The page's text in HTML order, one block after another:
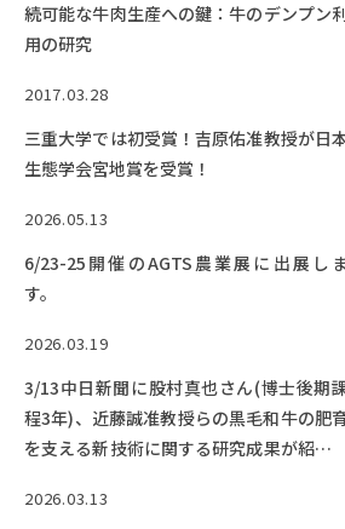
続可能な牛肉生産への鍵：牛のデンプン
用の研究
2017.03.28
三重大学では初受賞！吉原佑准教授が日
生態学会宮地賞を受賞！
2026.05.13
6/23-25開催のAGTS農業展に出展しま
す。
2026.03.19
3/13中日新聞に股村真也さん(博士後期
程3年)、近藤誠准教授らの黒毛和牛の肥
を支える新技術に関する研究成果が紹介さ
2026.03.13